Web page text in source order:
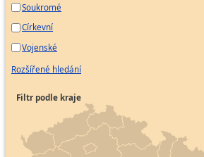
Technik energetického dispečinku
Technik měření v elektroenergetice
Technik provozu řídicí soustavy
Technik správy dat o sítích VN, NN
Technik údržby ochran
Soukromé
Církevní
Vojenské
Rozšířené hledání
Filtr podle kraje